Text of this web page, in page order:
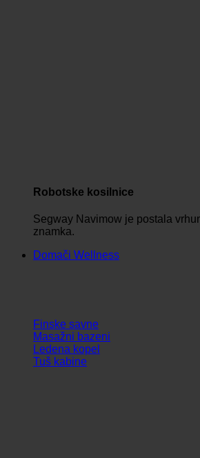
Robotske kosilnice
Segway Navimow je postala
znamka.
Domači Wellness
Finske savne
Masažni bazeni
Ledena kopel
Tuš kabine